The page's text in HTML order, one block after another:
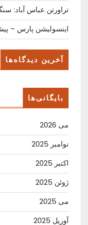
تراورتن عباس آباد:
اینسولیشن پارس –
آخرین دیدگاه‌ها
بایگانی‌ها
می 2026
نوامبر 2025
اکتبر 2025
ژوئن 2025
می 2025
آوریل 2025